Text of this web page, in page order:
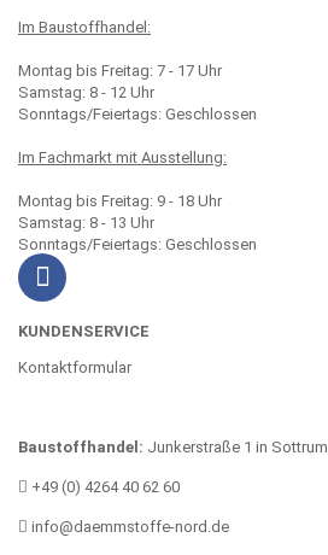
Im Baustoffhandel:
Montag bis Freitag: 7 - 17 Uhr
Samstag: 8 - 12 Uhr
Sonntags/Feiertags: Geschlossen
Im Fachmarkt mit Ausstellung:
Montag bis Freitag: 9 - 18 Uhr
Samstag: 8 - 13 Uhr
Sonntags/Feiertags: Geschlossen
KUNDENSERVICE
Kontaktformular
Baustoffhandel: Junkerstraße 1 in Sottrum
+49 (0) 4264 40 62 60
info@daemmstoffe-nord.de